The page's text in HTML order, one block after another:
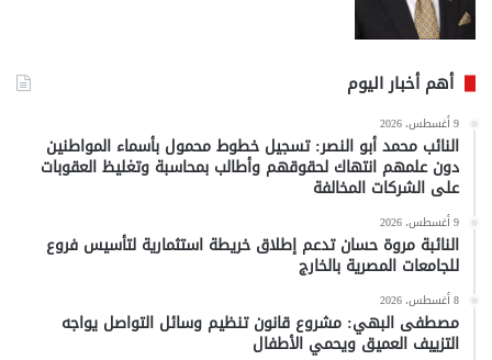
أهم أخبار اليوم
9 أغسطس، 2026
النائب محمد أبو النصر: تسجيل خطوط محمول بأسماء المواطنين
دون علمهم انتهاك لحقوقهم وأطالب بمحاسبة وتغليظ العقوبات
على الشركات المخالفة
9 أغسطس، 2026
النائبة مروة حسان تدعم إطلاق خريطة استثمارية لتأسيس فروع
للجامعات المصرية بالخارج
8 أغسطس، 2026
مصطفى البهي: مشروع قانون تنظيم وسائل التواصل يواجه
التزييف العميق ويحمي الأطفال